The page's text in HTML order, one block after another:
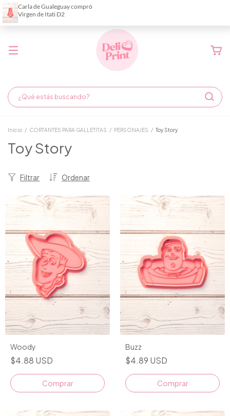
Demora de fabricación hasta 6 días hábiles
Inicio / CORTANTES PARA GALLETITAS / PERSONAJES / Toy Story
Toy Story
Ordenar
Filtrar
Woody
$4.88 USD
Comprar
Buzz
$4.89 USD
Comprar